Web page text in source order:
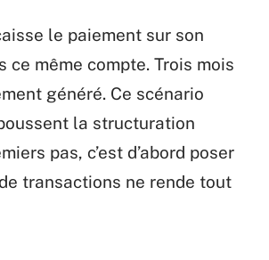
le paiement sur son
même compte. Trois mois
généré. Ce scénario
la structuration
pas, c’est d’abord poser
transactions ne rende tout